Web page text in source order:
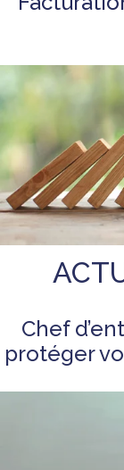
Chef
protéger